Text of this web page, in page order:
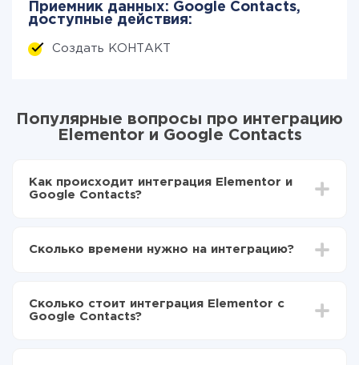
Приемник данных: Google Contacts,
доступные действия:
Создать КОНТАКТ
Популярные вопросы про интеграцию
Elementor и Google Contacts
Как происходит интеграция Elementor и
Google Contacts?
Выбираете какие данные передавать из
Теперь данные будут автоматически
передаваться из Elementor в Google Contacts
Сколько времени нужно на интеграцию?
отличаться и составлять от 5-ти до 30-минут. В
среднем настройка занимает 10-15 минут.
Сколько стоит интеграция Elementor с
Google Contacts?